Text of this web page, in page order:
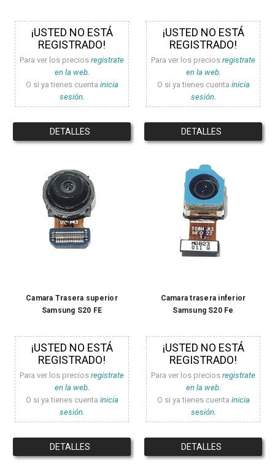
¡USTED NO ESTÁ
REGISTRADO!
Para ver los precios registrate
en la web.
O si ya tienes cuenta inicia
sesión.
DETALLES
¡USTED NO ESTÁ
REGISTRADO!
Para ver los precios registrate
en la web.
O si ya tienes cuenta inicia
sesión.
DETALLES
Camara Trasera superior
Samsung S20 FE
¡USTED NO ESTÁ
REGISTRADO!
Para ver los precios registrate
en la web.
O si ya tienes cuenta inicia
sesión.
DETALLES
Camara trasera inferior
Samsung S20 Fe
¡USTED NO ESTÁ
REGISTRADO!
Para ver los precios registrate
en la web.
O si ya tienes cuenta inicia
sesión.
DETALLES